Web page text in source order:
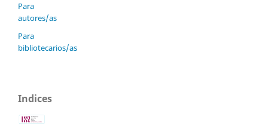
Para
autores/as
Para
bibliotecarios/as
Indices